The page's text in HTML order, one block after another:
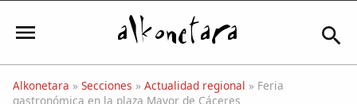
Alkonetara » Secciones » Actualidad regional » Feria
gastronómica en la plaza Mayor de Cáceres